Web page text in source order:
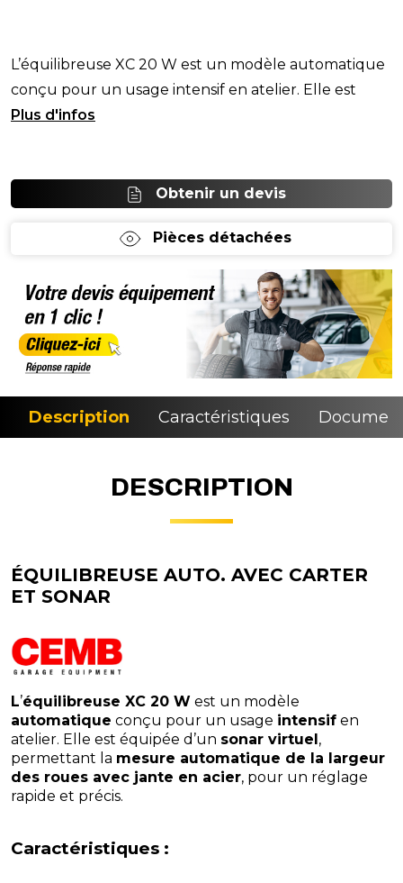
L’équilibreuse XC 20 W est un modèle automatique
conçu pour un usage intensif en atelier. Elle est
équipée d’un sonar virtuel, permettant la mes
Obtenir un devis
Pièces détachées
Description Caractéristiques
DESCRIPTION
ÉQUILIBREUSE AUTO. AVEC CARTER
ET SONAR
L’équilibreuse XC 20 W est un modèle
automatique conçu pour un usage intensif en
atelier. Elle est équipée d’un sonar virtuel,
permettant la mesure automatique de la largeur
des roues avec jante en acier, pour un réglage
rapide et précis.
Caractéristiques :